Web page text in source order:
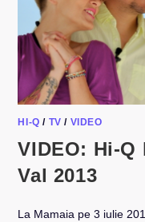
HI-Q / TV / VIDEO
VIDEO: Hi-Q
Val 2013
La Mamaia pe 3 iulie